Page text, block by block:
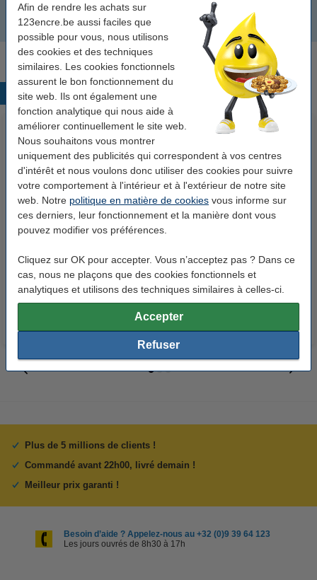
Afin de rendre les achats sur
123encre.be aussi faciles que
possible pour vous, nous utilisons
des cookies et des techniques
similaires. Les cookies fonctionnels
assurent le bon fonctionnement du
site web. Ils ont également une
fonction analytique qui nous aide à
améliorer continuellement le site web.
Nous souhaitons vous montrer
uniquement des publicités qui correspondent à vos centres
d'intérêt et nous voulons donc utiliser des cookies pour suivre
votre comportement à l'intérieur et à l'extérieur de notre site
web. Notre politique en matière de cookies vous informe sur
ces derniers, leur fonctionnement et la manière dont vous
pouvez modifier vos préférences.
Cliquez sur OK pour accepter. Vous n’acceptez pas ? Dans ce
cas, nous ne plaçons que des cookies fonctionnels et
analytiques et utilisons des techniques similaires à celles-ci.
Accepter
Refuser
Effaceurs
Produits populaires
123accu Xtreme Power MN1500
14,95 € Inclus : 21% de TVA
g/m²
7,25 € Inclus : 21% de TVA
Plus de 5 millions de clients !
Commandé avant 22h00, livré demain !
Meilleur prix garanti !
Besoin d’aide ? Appelez-nous au +32 (0)9 39 64 123
Les jours ouvrés de 8h30 à 17h